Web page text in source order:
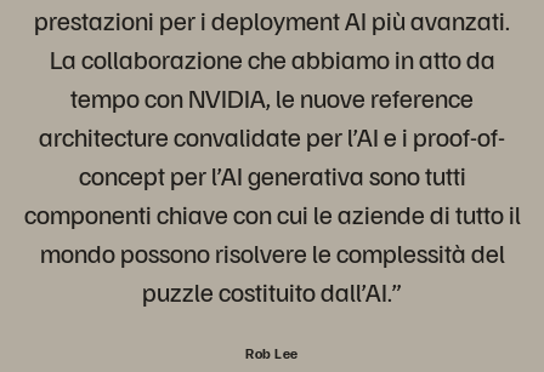
prestazioni per i deployment AI più avanzati.
La collaborazione che abbiamo in atto da
tempo con NVIDIA, le nuove reference
architecture convalidate per l’AI e i proof-of-
concept per l’AI generativa sono tutti
componenti chiave con cui le aziende di tutto il
mondo possono risolvere le complessità del
puzzle costituito dall’AI.”
Rob Lee